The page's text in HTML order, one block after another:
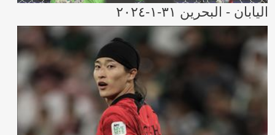
اليابان - البحرين ٣١-١-٢٠٢٤